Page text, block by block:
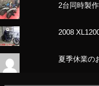
2台同時製
2008
夏季休業の